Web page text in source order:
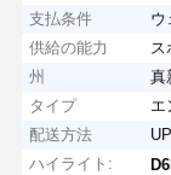
支払条件
ウ
供給の能力
州
真
タイプ
エ
配送方法
ハイライト: